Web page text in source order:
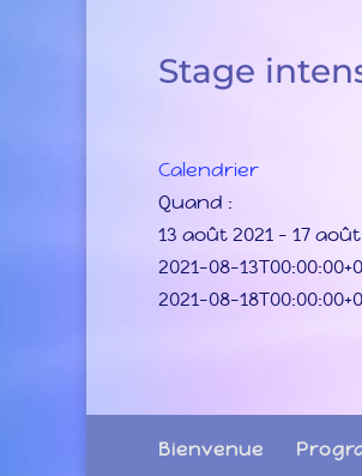
Stage
Calendrier
Quand :
13 août 2021 – 17
2021-08-
2021-08-
Bienvenue